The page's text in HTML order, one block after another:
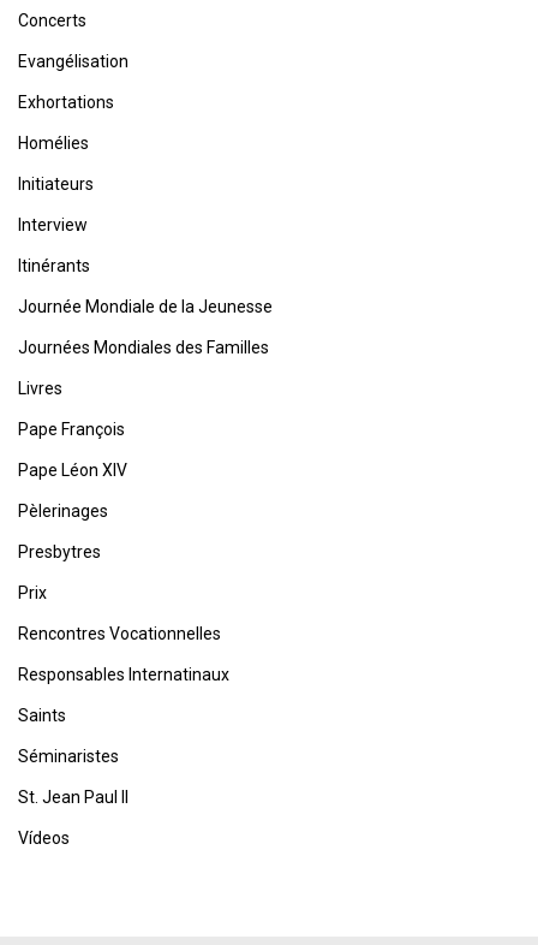
Concerts
Evangélisation
Exhortations
Homélies
Initiateurs
Interview
Itinérants
Journée Mondiale de la Jeunesse
Journées Mondiales des Familles
Livres
Pape François
Pape Léon XIV
Pèlerinages
Presbytres
Prix
Rencontres Vocationnelles
Responsables Internatinaux
Saints
Séminaristes
St. Jean Paul II
Vídeos